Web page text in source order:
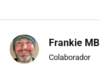
Frankie MB
Colaborador